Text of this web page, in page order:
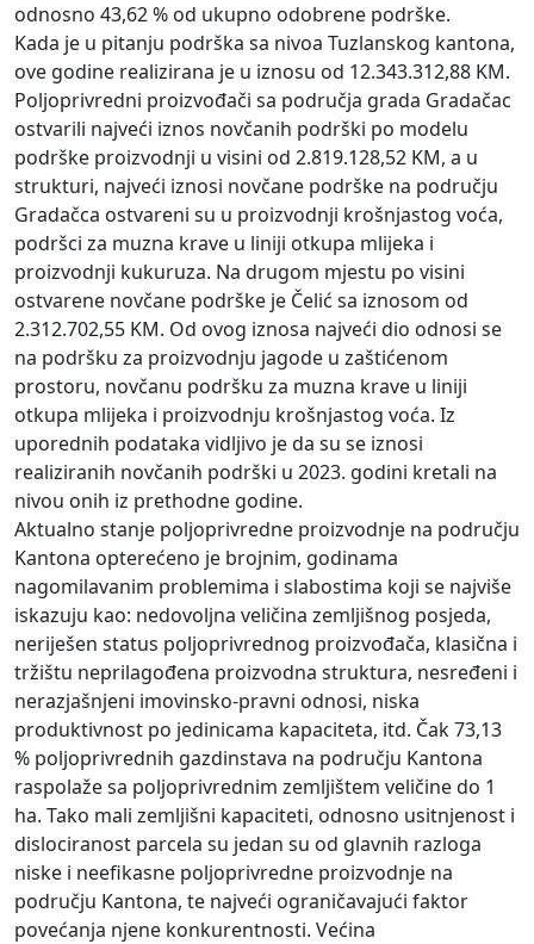
odnosno 43,62 % od ukupno odobrene podrške.
Kada je u pitanju podrška sa nivoa Tuzlanskog kantona,
ove godine realizirana je u iznosu od 12.343.312,88 KM.
Poljoprivredni proizvođači sa područja grada Gradačac
ostvarili najveći iznos novčanih podrški po modelu
podrške proizvodnji u visini od 2.819.128,52 KM, a u
strukturi, najveći iznosi novčane podrške na području
Gradačca ostvareni su u proizvodnji krošnjastog voća,
podršci za muzna krave u liniji otkupa mlijeka i
proizvodnji kukuruza. Na drugom mjestu po visini
ostvarene novčane podrške je Čelić sa iznosom od
2.312.702,55 KM. Od ovog iznosa najveći dio odnosi se
na podršku za proizvodnju jagode u zaštićenom
prostoru, novčanu podršku za muzna krave u liniji
otkupa mlijeka i proizvodnju krošnjastog voća. Iz
uporednih podataka vidljivo je da su se iznosi
realiziranih novčanih podrški u 2023. godini kretali na
nivou onih iz prethodne godine.
Aktualno stanje poljoprivredne proizvodnje na području
Kantona opterećeno je brojnim, godinama
nagomilavanim problemima i slabostima koji se najviše
iskazuju kao: nedovoljna veličina zemljišnog posjeda,
neriješen status poljoprivrednog proizvođača, klasična i
tržištu neprilagođena proizvodna struktura, nesređeni i
nerazjašnjeni imovinsko-pravni odnosi, niska
produktivnost po jedinicama kapaciteta, itd. Čak 73,13
% poljoprivrednih gazdinstava na području Kantona
raspolaže sa poljoprivrednim zemljištem veličine do 1
ha. Tako mali zemljišni kapaciteti, odnosno usitnjenost i
dislociranost parcela su jedan su od glavnih razloga
niske i neefikasne poljoprivredne proizvodnje na
području Kantona, te najveći ograničavajući faktor
povećanja njene konkurentnosti. Većina